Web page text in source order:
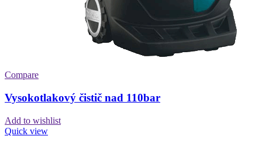
Compare
Vysokotlakový čistič nad 110bar
Add to wishlist
Quick view